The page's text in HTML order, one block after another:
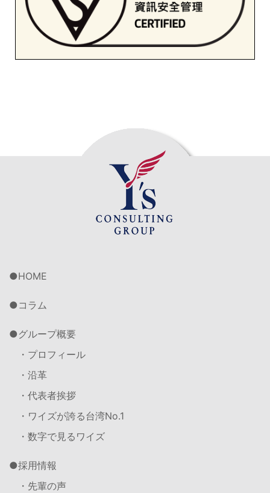
HOME
コラム
グループ概要
・プロフィール
・沿革
・代表者挨拶
・ワイズが誇る台湾No.1
・数字で見るワイズ
採用情報
・先輩の声